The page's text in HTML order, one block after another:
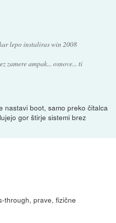
lepo instaliras win 2008
zamere ampak... osnove... ti
nastavi boot, samo preko čitalca
gor štirje sistemi brez
through, prave, fizične